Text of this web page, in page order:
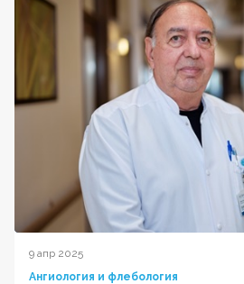
9 апр 2025
Ангиология и флебология